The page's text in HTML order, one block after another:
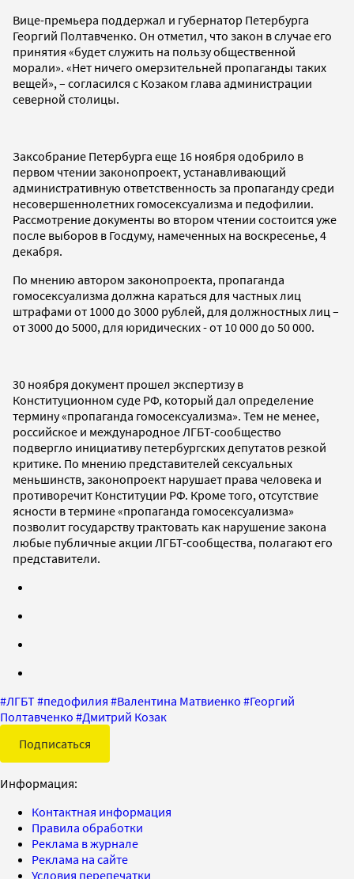
Вице-премьера поддержал и губернатор Петербурга
Георгий Полтавченко. Он отметил, что закон в случае его
принятия «будет служить на пользу общественной
морали». «Нет ничего омерзительней пропаганды таких
вещей», – согласился с Козаком глава администрации
северной столицы.
Заксобрание Петербурга еще 16 ноября одобрило в
первом чтении законопроект, устанавливающий
административную ответственность за пропаганду среди
несовершеннолетних гомосексуализма и педофилии.
Рассмотрение документы во втором чтении состоится уже
после выборов в Госдуму, намеченных на воскресенье, 4
декабря.
По мнению автором законопроекта, пропаганда
гомосексуализма должна караться для частных лиц
штрафами от 1000 до 3000 рублей, для должностных лиц –
от 3000 до 5000, для юридических - от 10 000 до 50 000.
30 ноября документ прошел экспертизу в
Конституционном суде РФ, который дал определение
термину «пропаганда гомосексуализма». Тем не менее,
российское и международное ЛГБТ-сообщество
подвергло инициативу петербургских депутатов резкой
критике. По мнению представителей сексуальных
меньшинств, законопроект нарушает права человека и
противоречит Конституции РФ. Кроме того, отсутствие
ясности в термине «пропаганда гомосексуализма»
позволит государству трактовать как нарушение закона
любые публичные акции ЛГБТ-сообщества, полагают его
представители.
#ЛГБТ#педофилия #Валентина Матвиенко #Георгий
Полтавченко #Дмитрий Козак
Подписаться
Информация:
Контактная информация
Правила обработки
Реклама в журнале
Реклама на сайте
Условия перепечатки